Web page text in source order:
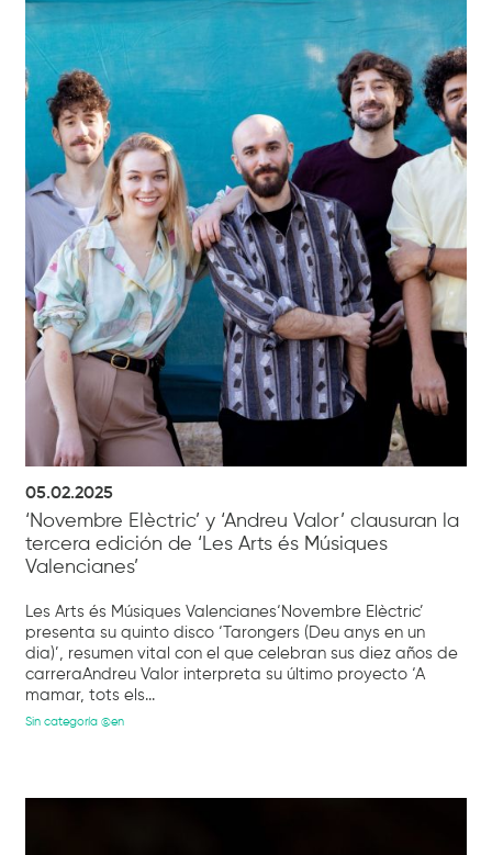
05.02.2025
‘Novembre Elèctric’ y ‘Andreu Valor’ clausuran la
tercera edición de ‘Les Arts és Músiques
Valencianes’
Les Arts és Músiques Valencianes‘Novembre Elèctric’
presenta su quinto disco ‘Tarongers (Deu anys en un
dia)’, resumen vital con el que celebran sus diez años de
carreraAndreu Valor interpreta su último proyecto ‘A
mamar, tots els...
Sin categoría @en